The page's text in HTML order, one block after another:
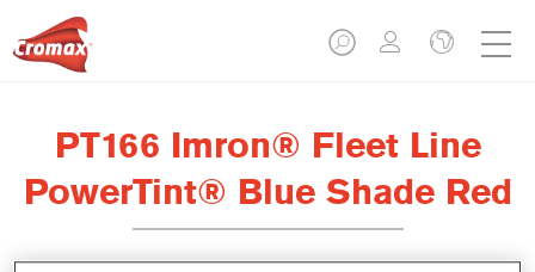
PT166 Imron® Fleet Line
PowerTint® Blue Shade Red